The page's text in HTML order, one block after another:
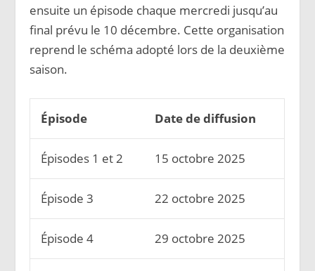
ensuite un épisode chaque mercredi jusqu’au
final prévu le 10 décembre. Cette organisation
reprend le schéma adopté lors de la deuxième
saison.
Épisode Date de diffusion
Épisodes 1 et 2 15 octobre 2025
Épisode 3 22 octobre 2025
Épisode 4 29 octobre 2025